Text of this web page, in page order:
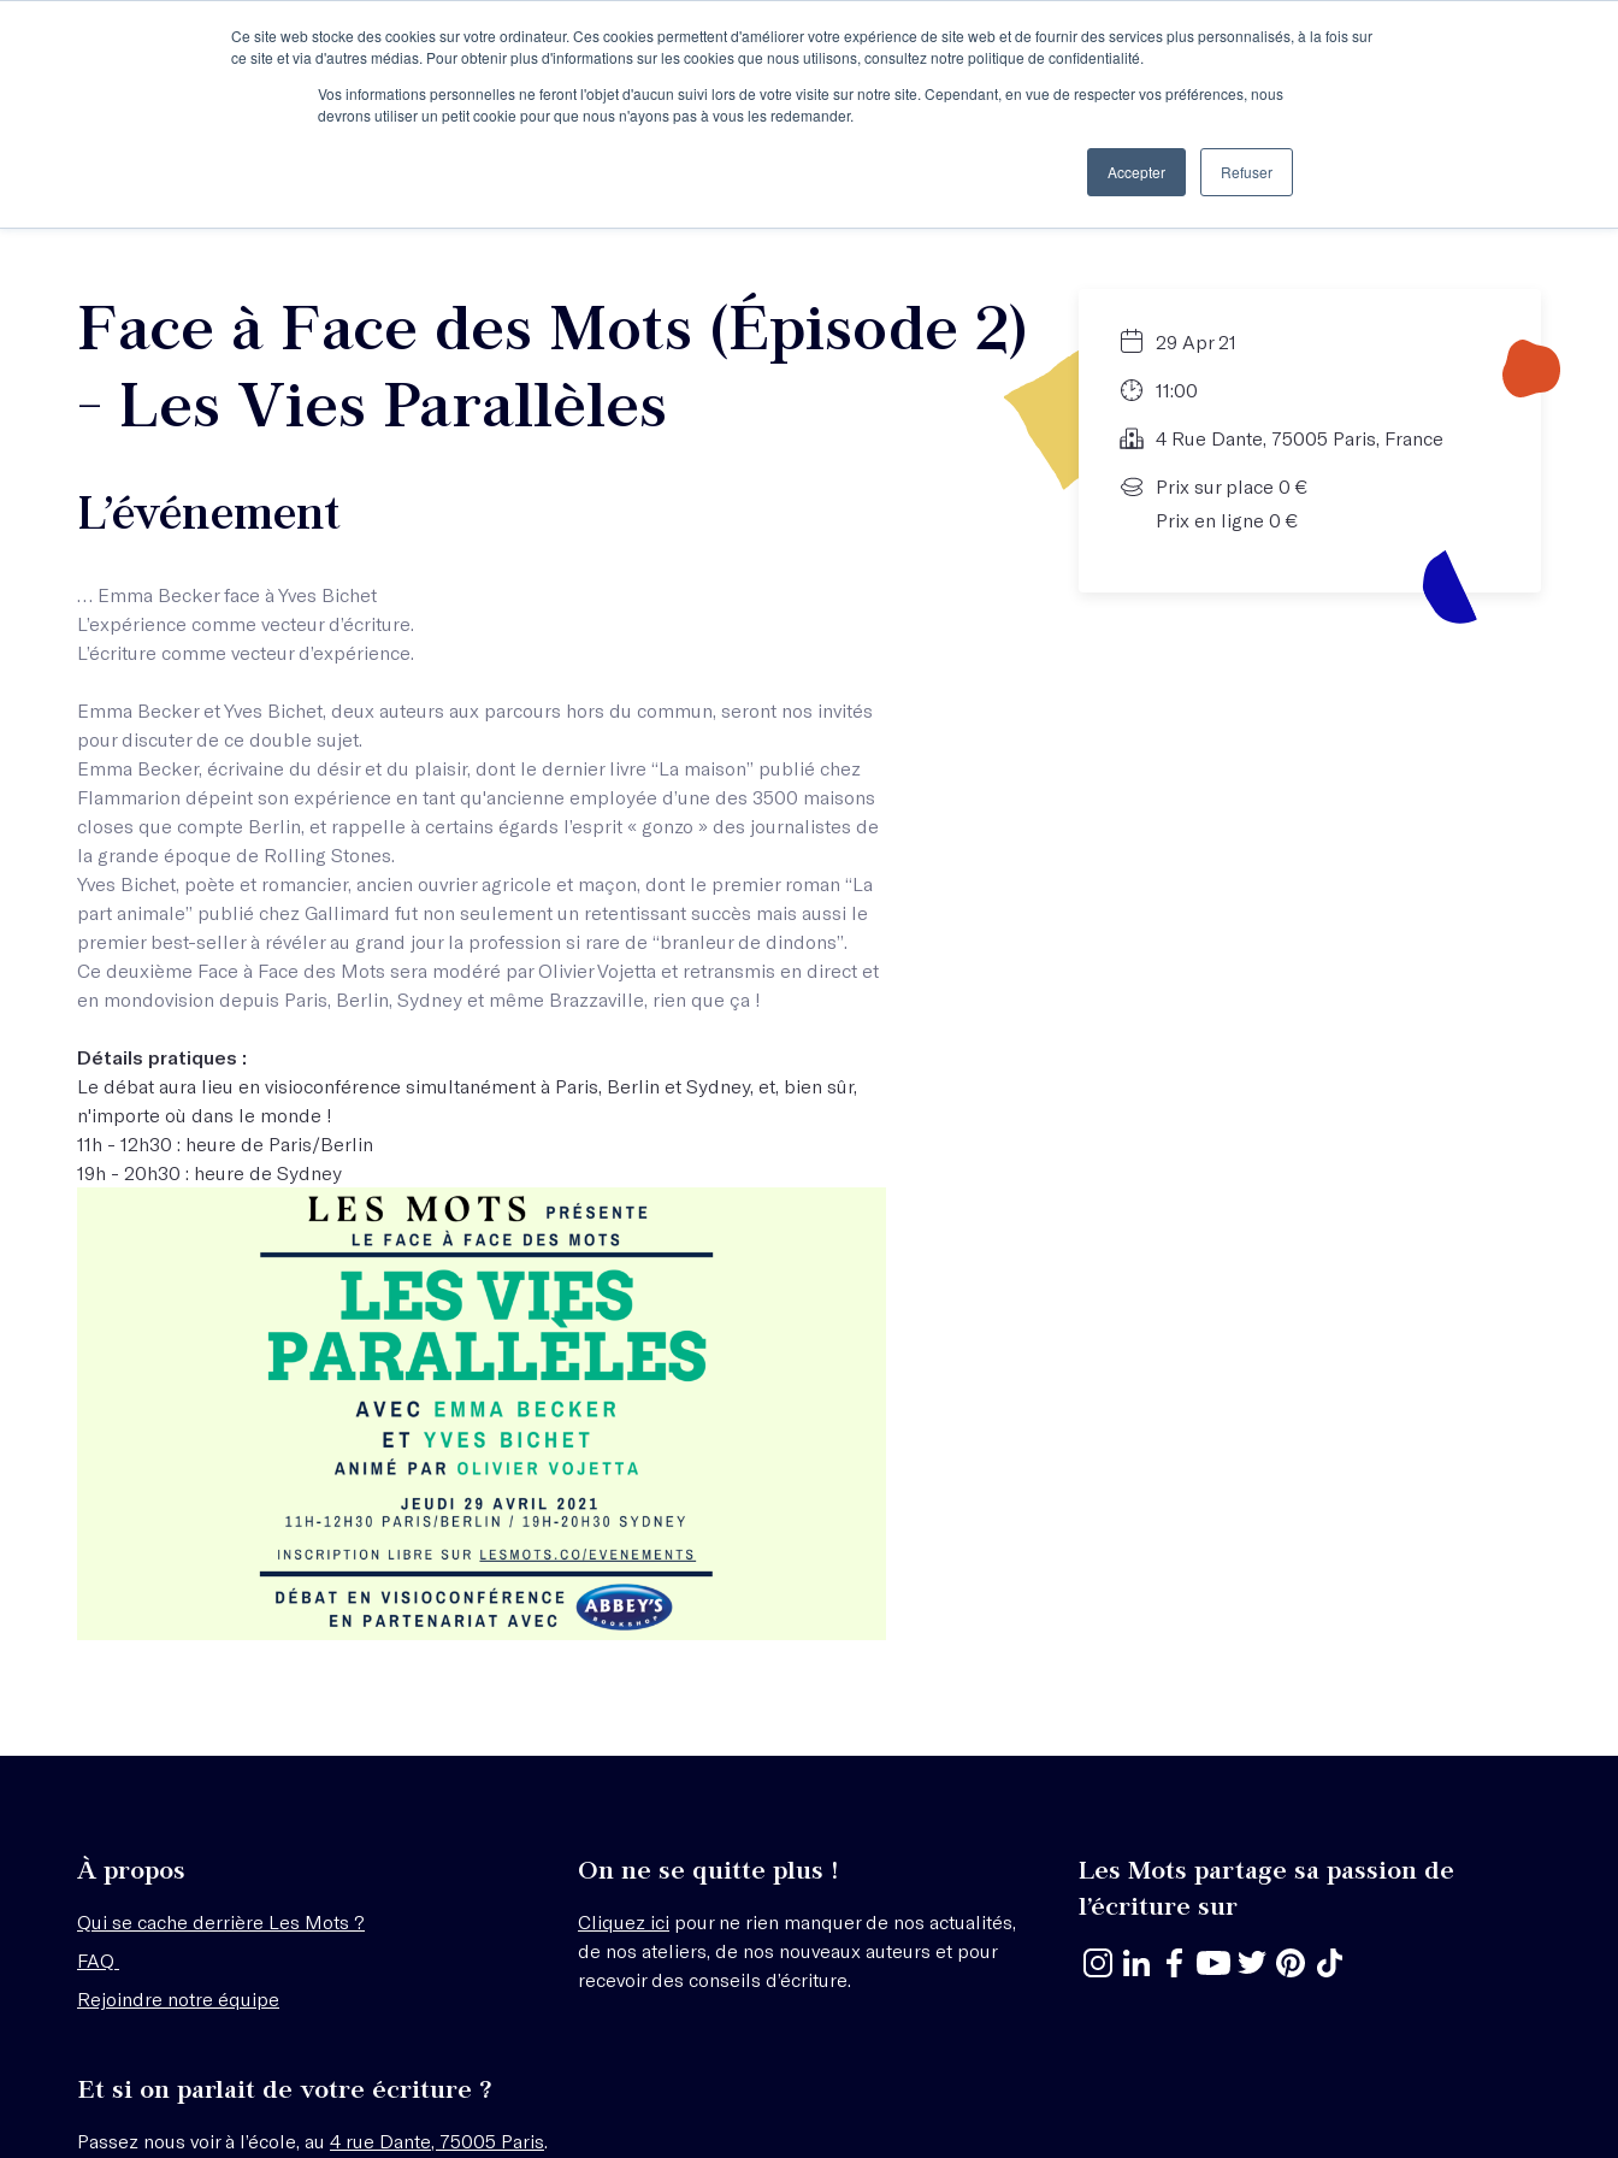
Ce site web stocke des cookies sur votre ordinateur. Ces cookies permettent d'améliorer votre expérience de site web et de fournir des services plus personnalisés, à la fois sur
ce site et via d'autres médias. Pour obtenir plus d'informations sur les cookies que nous utilisons, consultez notre politique de confidentialité.
Vos informations personnelles ne feront l'objet d'aucun suivi lors de votre visite sur notre site. Cependant, en vue de respecter vos préférences, nous
devrons utiliser un petit cookie pour que nous n'ayons pas à vous les redemander.
Accepter Refuser
Je participe à une session d’information Le podcast L'infolettre Se connecter Je découvre les ateliers
Entreprises
29 Apr 21
11:00
4 Rue Dante, 75005 Paris, France
Prix sur place 0 €
Prix en ligne 0 €
Face à Face des Mots (Épisode 2)
- Les Vies Parallèles
L’événement
… Emma Becker face à Yves Bichet
L’expérience comme vecteur d’écriture.
L’écriture comme vecteur d’expérience.
Emma Becker et Yves Bichet, deux auteurs aux parcours hors du commun, seront nos invités
pour discuter de ce double sujet.
Emma Becker, écrivaine du désir et du plaisir, dont le dernier livre “La maison” publié chez
Flammarion dépeint son expérience en tant qu'ancienne employée d’une des 3500 maisons
closes que compte Berlin, et rappelle à certains égards l’esprit « gonzo » des journalistes de
la grande époque de Rolling Stones.
Yves Bichet, poète et romancier, ancien ouvrier agricole et maçon, dont le premier roman “La
part animale” publié chez Gallimard fut non seulement un retentissant succès mais aussi le
premier best-seller à révéler au grand jour la profession si rare de “branleur de dindons”.
Ce deuxième Face à Face des Mots sera modéré par Olivier Vojetta et retransmis en direct et
en mondovision depuis Paris, Berlin, Sydney et même Brazzaville, rien que ça !
Détails pratiques :
Le débat aura lieu en visioconférence simultanément à Paris, Berlin et Sydney, et, bien sûr,
n'importe où dans le monde !
11h - 12h30 : heure de Paris/Berlin
19h - 20h30 : heure de Sydney
À propos
Qui se cache derrière Les Mots ?
FAQ
Rejoindre notre équipe
On ne se quitte plus !
Cliquez ici pour ne rien manquer de nos actualités,
de nos ateliers, de nos nouveaux auteurs et pour
recevoir des conseils d’écriture.
Les Mots partage sa passion de
l’écriture sur
Et si on parlait de votre écriture ?
Passez nous voir à l’école, au 4 rue Dante, 75005 Paris